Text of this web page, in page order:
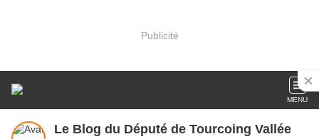
Publicité
MENU
Le Blog du Député de Tourcoing Vallée